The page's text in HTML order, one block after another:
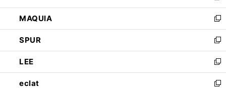
ン
ド
ウ
で
開
く
ウ
ィ
ン
ド
ウ
で
開
く
し
い
ウ
ィ
ン
ド
ウ
で
MAQUIA
新
し
い
ウ
ィ
ン
ド
SPUR
新
し
い
ウ
ィ
LEE
新
し
い
eclat
新